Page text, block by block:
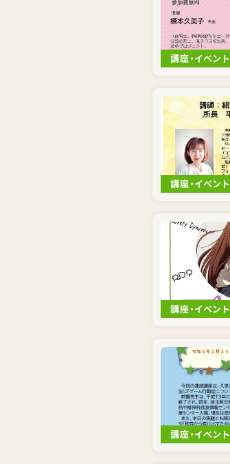
講座・イベント
講座・イベント
講座・イベント
講座・イベント